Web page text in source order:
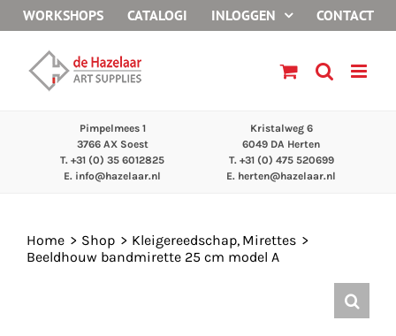
naar
inhoud
WORKSHOPS CATALOGI INLOGGEN CONTACT
Pimpelmees 1
3766 AX Soest
T. +31 (0) 35 6012825
E. info@hazelaar.nl
Kristalweg 6
6049 DA Herten
T. +31 (0) 475 520699
E. herten@hazelaar.nl
Home Shop Kleigereedschap Mirettes
Beeldhouw bandmirette 25 cm model A